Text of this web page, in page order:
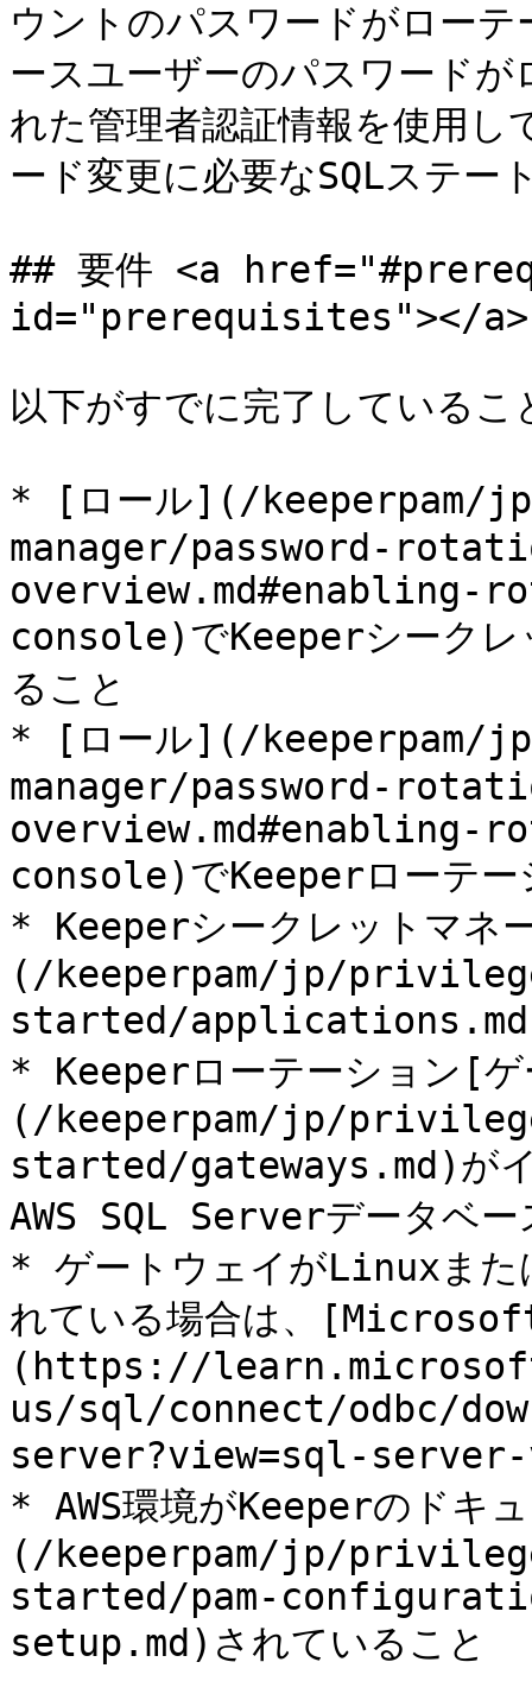
ウントのパスワードがロー
ースユーザーのパスワード
れた管理者認証情報を使用し
ード変更に必要なSQLステー
## 要件 <a
id="prerequisites"></a>
以下がすでに完了している
* [ロール](/keeperpam/
manager/password-
overview.md#enabling-
console)でKeeperシークレ
ること
* [ロール](/keeperpam/
manager/password-
overview.md#enabling-
console)でKeeperローテー
* Keeperシークレットマネ
(/keeperpam/jp/
started/applications.md)
* Keeperローテーション[
(/keeperpam/jp/
started/gateways.md)がイ
AWS SQL Serverデータベー
* ゲートウェイがLinuxまた
れている場合は、
(https://
us/sql/connect/odbc/
server?view=sql-server-
* AWS環境がKeeperのドキ
(/keeperpam/jp/
started/pam-
setup.md)されていること